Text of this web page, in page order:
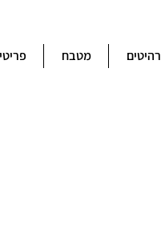
רהיטים מטבח